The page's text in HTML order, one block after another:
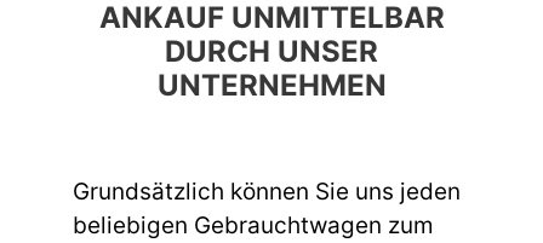
ANKAUF UNMITTELBAR
DURCH UNSER
UNTERNEHMEN
Grundsätzlich können Sie uns jeden
beliebigen Gebrauchtwagen zum